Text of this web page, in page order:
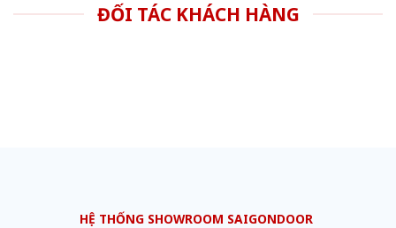
ĐỐI TÁC KHÁCH HÀNG
HỆ THỐNG SHOWROOM SAIGONDOOR